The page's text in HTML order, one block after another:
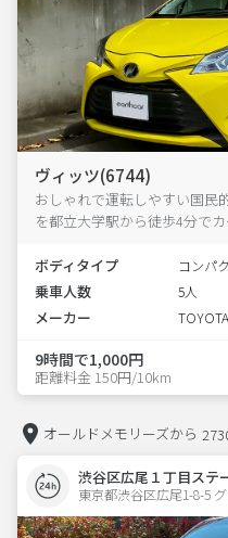
ヴィッツ(6744)
おしゃれで運転しやすい国民
を都立大学駅から徒歩4分で
ボディタイプ コンパ
乗車人数 5人
メーカー
9時間で1,000円
距離料金 150円/10km
オールドメモリーズから
渋谷区広尾１丁目ステ
東京都渋谷区広尾1-8-5